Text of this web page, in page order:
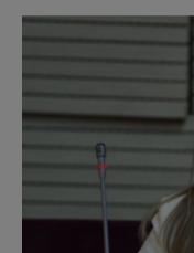
CONCURSURI
PODCAST
ASCULTĂ
LIVE